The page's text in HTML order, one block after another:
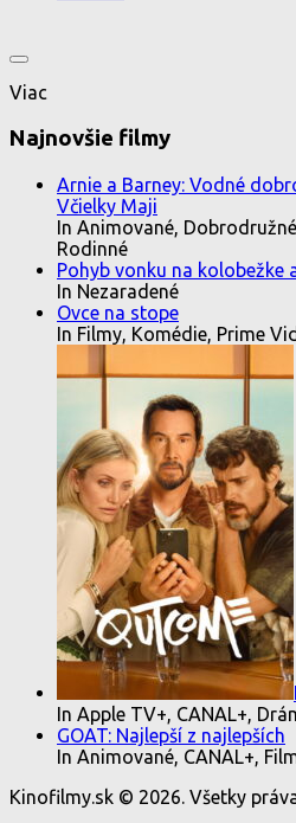
Viac
Najnovšie filmy
Arnie a Barney: Vodné
Včielky Maji
In Animované,
Rodinné
Pohyb vonku na
In Nezaradené
Ovce na stope
In Filmy, Komédie, Prime
In Apple TV+, CANAL+,
GOAT: Najlepší z najlepších
In Animované, CANAL+,
Kinofilmy.sk © 2026. Všetky